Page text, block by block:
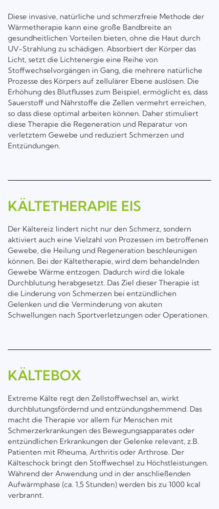
Diese invasive, natürliche und schmerzfreie Methode der
Wärmetherapie kann eine große Bandbreite an
gesundheitlichen Vorteilen bieten, ohne die Haut durch
UV-Strahlung zu schädigen. Absorbiert der Körper das
Licht, setzt die Lichtenergie eine Reihe von
Stoffwechselvorgängen in Gang, die mehrere natürliche
Prozesse des Körpers auf zellulärer Ebene auslösen. Die
Erhöhung des Blutflusses zum Beispiel, ermöglicht es, dass
Sauerstoff und Nährstoffe die Zellen vermehrt erreichen,
so dass diese optimal arbeiten können. Daher stimuliert
diese Therapie die Regeneration und Reparatur von
verletztem Gewebe und reduziert Schmerzen und
Entzündungen.
KÄLTETHERAPIE EIS
Der Kältereiz lindert nicht nur den Schmerz, sondern
aktiviert auch eine Vielzahl von Prozessen im betroffenen
Gewebe, die Heilung und Regeneration beschleunigen
können. Bei der Kältetherapie, wird dem behandelnden
Gewebe Wärme entzogen. Dadurch wird die lokale
Durchblutung herabgesetzt. Das Ziel dieser Therapie ist
die Linderung von Schmerzen bei entzündlichen
Gelenken und die Verminderung von akuten
Schwellungen nach Sportverletzungen oder Operationen.
KÄLTEBOX
Extreme Kälte regt den Zellstoffwechsel an, wirkt
durchblutungsfördernd und entzündungshemmend. Das
macht die Therapie vor allem für Menschen mit
Schmerzerkrankungen des Bewegungsapparates oder
entzündlichen Erkrankungen der Gelenke relevant, z.B.
Patienten mit Rheuma, Arthritis oder Arthrose. Der
Kälteschock bringt den Stoffwechsel zu Höchstleistungen.
Während der Anwendung und in der anschließenden
Aufwärmphase (ca. 1,5 Stunden) werden bis zu 1000 kcal
verbrannt.